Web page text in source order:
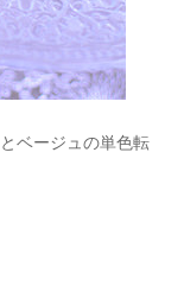
ベージュの単色転